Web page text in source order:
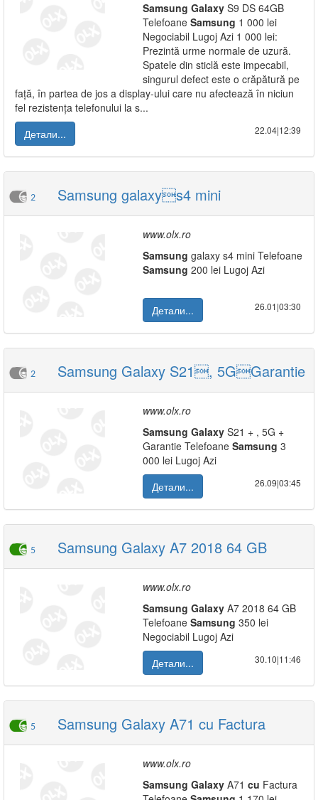
Samsung Galaxy S9 DS 64GB
Telefoane Samsung 1 000 lei
Negociabil Lugoj Azi 1 000 lei:
Prezintă urme normale de uzură.
Spatele din sticlă este impecabil,
singurul defect este o crăpătură pe
față, în partea de jos a display-ului care nu afectează în niciun
fel rezistența telefonului la s...
Детали...
22.04|12:39
2 Samsung galaxys4 mini
www.olx.ro
Samsung galaxy s4 mini Telefoane
Samsung 200 lei Lugoj Azi
Детали... 26.01|03:30
2 Samsung Galaxy S21, 5GGarantie
www.olx.ro
Samsung Galaxy S21 + , 5G +
Garantie Telefoane Samsung 3
000 lei Lugoj Azi
Детали...
26.09|03:45
5 Samsung Galaxy A7 2018 64 GB
www.olx.ro
Samsung Galaxy A7 2018 64 GB
Telefoane Samsung 350 lei
Negociabil Lugoj Azi
Детали...
30.10|11:46
5 Samsung Galaxy A71 cu Factura
www.olx.ro
Samsung Galaxy A71 cu Factura